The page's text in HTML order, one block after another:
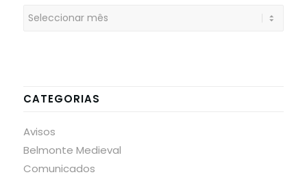
CATEGORIAS
Avisos
Belmonte Medieval
Comunicados